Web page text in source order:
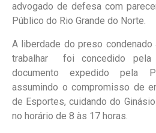
advogado de defesa com
Público do Rio Grande do Norte.
A liberdade do preso condenado
trabalhar foi concedido
documento expedido pela
assumindo o compromisso de
de Esportes, cuidando do
no horário de 8 às 17 horas.